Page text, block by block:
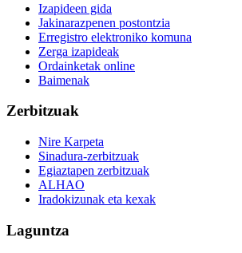
Izapideen gida
Jakinarazpenen postontzia
Erregistro elektroniko komuna
Zerga izapideak
Ordainketak online
Baimenak
Zerbitzuak
Nire Karpeta
Sinadura-zerbitzuak
Egiaztapen zerbitzuak
ALHAO
Iradokizunak eta kexak
Laguntza